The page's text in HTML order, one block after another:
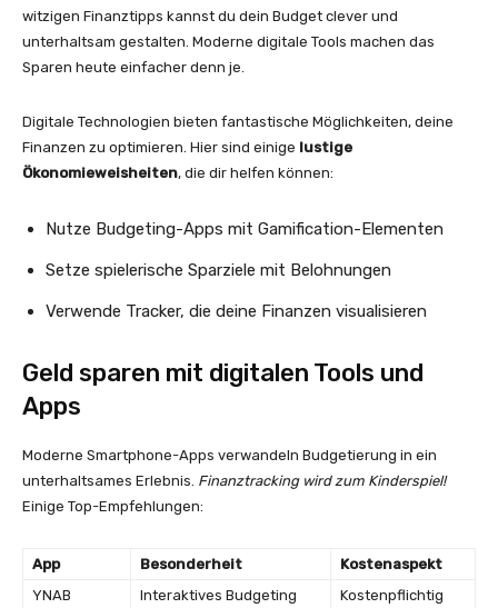
witzigen Finanztipps kannst du dein Budget clever und
unterhaltsam gestalten. Moderne digitale Tools machen das
Sparen heute einfacher denn je.
Digitale Technologien bieten fantastische Möglichkeiten, deine
Finanzen zu optimieren. Hier sind einige lustige
Ökonomieweisheiten, die dir helfen können:
Nutze Budgeting-Apps mit Gamification-Elementen
Setze spielerische Sparziele mit Belohnungen
Verwende Tracker, die deine Finanzen visualisieren
Geld sparen mit digitalen Tools und
Apps
Moderne Smartphone-Apps verwandeln Budgetierung in ein
unterhaltsames Erlebnis. Finanztracking wird zum Kinderspiel!
Einige Top-Empfehlungen:
App Besonderheit
Kostenaspekt
YNAB
Interaktives Budgeting
Kostenpflichtig